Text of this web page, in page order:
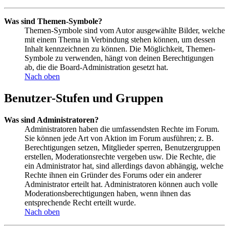
Was sind Themen-Symbole?
Themen-Symbole sind vom Autor ausgewählte Bilder, welche
mit einem Thema in Verbindung stehen können, um dessen
Inhalt kennzeichnen zu können. Die Möglichkeit, Themen-
Symbole zu verwenden, hängt von deinen Berechtigungen
ab, die die Board-Administration gesetzt hat.
Nach oben
Benutzer-Stufen und Gruppen
Was sind Administratoren?
Administratoren haben die umfassendsten Rechte im Forum.
Sie können jede Art von Aktion im Forum ausführen; z. B.
Berechtigungen setzen, Mitglieder sperren, Benutzergruppen
erstellen, Moderationsrechte vergeben usw. Die Rechte, die
ein Administrator hat, sind allerdings davon abhängig, welche
Rechte ihnen ein Gründer des Forums oder ein anderer
Administrator erteilt hat. Administratoren können auch volle
Moderationsberechtigungen haben, wenn ihnen das
entsprechende Recht erteilt wurde.
Nach oben